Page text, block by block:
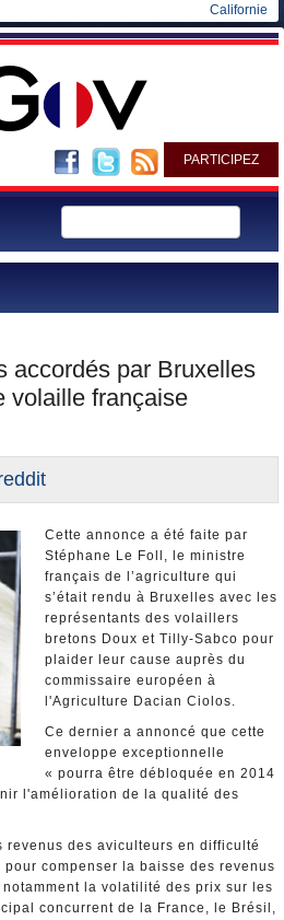
Californie
PARTICIPEZ
accordés par Bruxelles
volaille française
Cette annonce a été faite par
Stéphane Le Foll, le ministre
français de l’agriculture qui
s’était rendu à Bruxelles avec les
représentants des volaillers
bretons Doux et Tilly-Sabco pour
plaider leur cause auprès du
commissaire européen à
l'Agriculture Dacian Ciolos.
Ce dernier a annoncé que cette
enveloppe exceptionnelle
« pourra être débloquée en 2014
l'amélioration de la qualité des
revenus des aviculteurs en difficulté
compenser la baisse des revenus
la volatilité des prix sur les
concurrent de la France, le Brésil,